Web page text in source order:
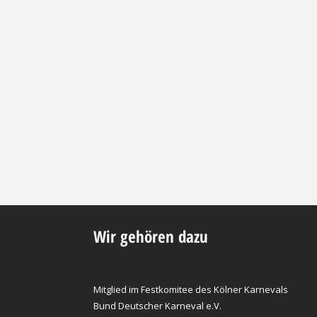
Wir gehören dazu
Mitglied im Festkomitee des Kölner Karnevals
Bund Deutscher Karneval e.V.